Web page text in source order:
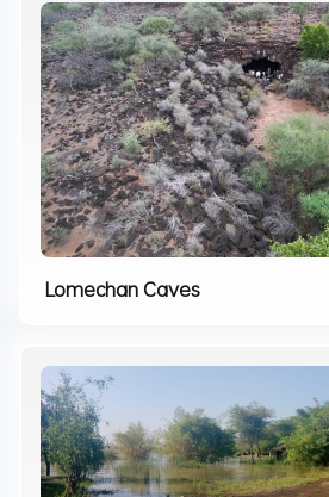
Lomechan Caves